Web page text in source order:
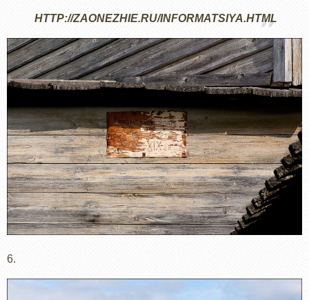
HTTP://ZAONEZHIE.RU/INFORMATSIYA.HTML
6.